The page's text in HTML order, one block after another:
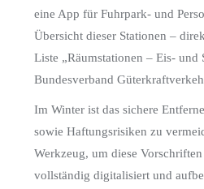
eine App für Fuhrpark- und
Übersicht dieser Stationen –
Liste „Räumstationen – Eis-
Bundesverband
Im Winter ist das sichere
sowie Haftungsrisiken zu
Werkzeug, um diese
vollständig digitalisiert und